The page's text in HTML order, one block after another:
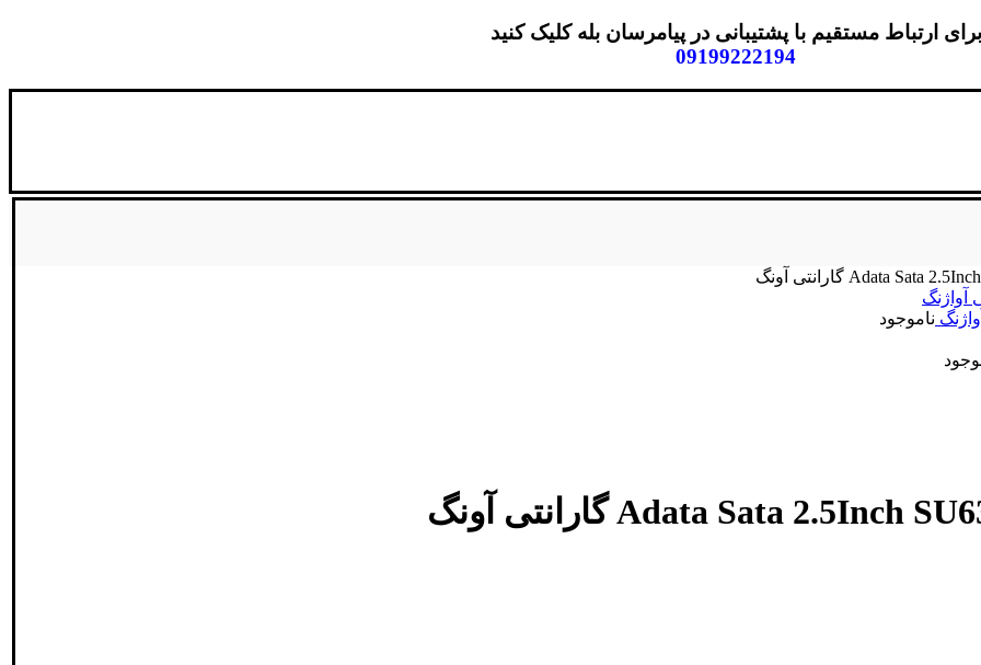
برای ارتباط مستقیم با پشتیبانی در پیامرسان بله کلیک کنید
09199222194
ناموجود